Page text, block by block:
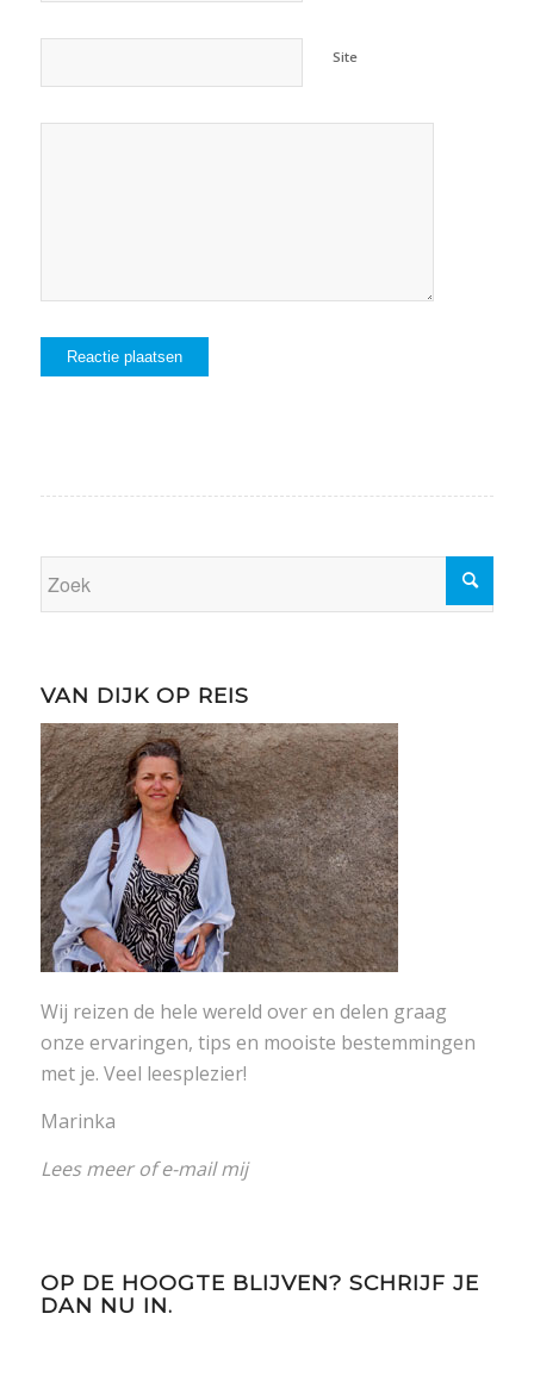
Site
VAN DIJK OP REIS
Wij reizen de hele wereld over en delen graag
onze ervaringen, tips en mooiste bestemmingen
met je. Veel leesplezier!
Marinka
Lees meerofe-mail mij
OP DE HOOGTE BLIJVEN? SCHRIJF JE
DAN NU IN.